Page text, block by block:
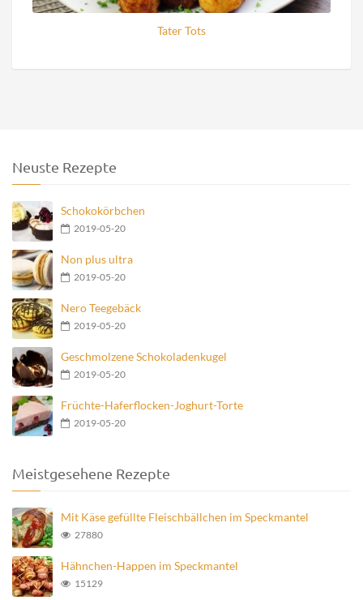
Tater Tots
Neuste Rezepte
Schokokörbchen
2019-05-20
Non plus ultra
2019-05-20
Nero Teegebäck
2019-05-20
Geschmolzene Schokoladenkugel
2019-05-20
Früchte-Haferflocken-Joghurt-Torte
2019-05-20
Meistgesehene Rezepte
Mit Käse gefüllte Fleischbällchen im Speckmantel
27880
Hähnchen-Happen im Speckmantel
15129